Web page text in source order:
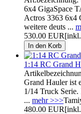
6x4 GigaSpace
Actros 3363 6x4
weitere deuts ...
530.00 EUR
1:14 RC Grand
Grand Hauler ist
1/14 Truck
... mehr >>>
480.00 EUR